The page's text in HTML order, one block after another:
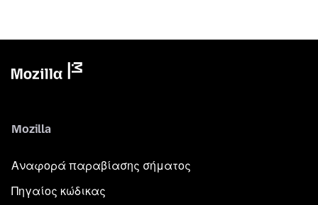
Mozilla
Αναφορά παραβίασης σήματος
Πηγαίος κώδικας